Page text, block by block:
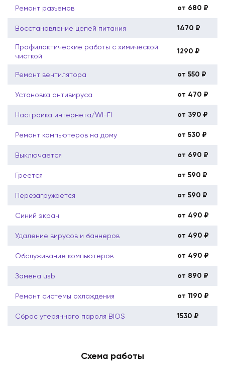
Ремонт разъемов от 680 ₽
Восстановление цепей питания 1470 ₽
Профилактические работы с химической
чисткой
1290 ₽
Ремонт вентилятора от 550 ₽
Установка антивируса от 470 ₽
Настройка интернета/WI-FI от 390 ₽
Ремонт компьютеров на дому от 530 ₽
Выключается от 690 ₽
Греется от 590 ₽
Перезагружается от 590 ₽
Синий экран от 490 ₽
Удаление вирусов и баннеров от 490 ₽
Обслуживание компьютеров от 490 ₽
Замена usb от 890 ₽
Ремонт системы охлаждения от 1190 ₽
Сброс утерянного пароля BIOS 1530 ₽
Схема работы